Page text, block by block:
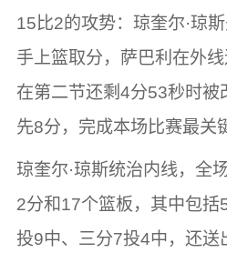
15比2的攻势：琼奎尔·琼
手上篮取分，萨巴利在外
在第二节还剩4分53秒时被
先8分，完成本场比赛最关
琼奎尔·琼斯统治内线，全
2分和17个篮板，其中包括
投9中、三分7投4中，还送